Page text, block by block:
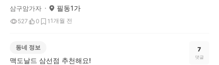
삼구암가자 필동1가
527 0 1 1개월 전
동네 정보
맥도날드 삼선점 추천해요!
7
댓글